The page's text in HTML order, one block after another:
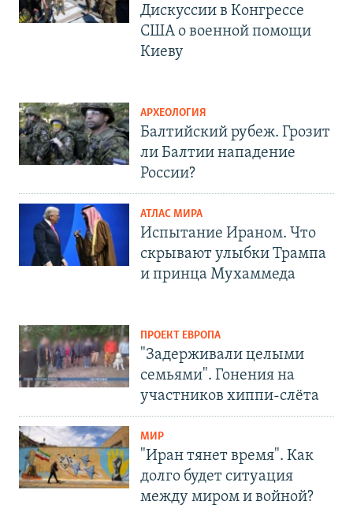
Дискуссии в Конгрессе
США о военной помощи
Киеву
АРХЕОЛОГИЯ
Балтийский рубеж. Грозит
ли Балтии нападение
России?
АТЛАС МИРА
Испытание Ираном. Что
скрывают улыбки Трампа
и принца Мухаммеда
ПРОЕКТ ЕВРОПА
"Задерживали целыми
семьями". Гонения на
участников хиппи-слёта
МИР
"Иран тянет время". Как
долго будет ситуация
между миром и войной?